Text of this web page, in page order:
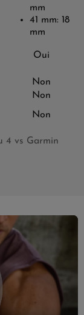
4 vs Garmin
mm
41 mm: 18
mm
Oui
Non
Non
Non